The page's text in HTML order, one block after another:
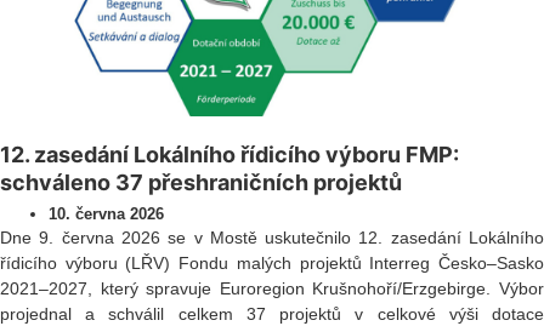
12. zasedání Lokálního řídicího výboru FMP:
schváleno 37 přeshraničních projektů
10. června 2026
Dne 9. června 2026 se v Mostě uskutečnilo 12. zasedání Lokálního
řídicího výboru (LŘV) Fondu malých projektů Interreg Česko–Sasko
2021–2027, který spravuje Euroregion Krušnohoří/Erzgebirge. Výbor
projednal a schválil celkem 37 projektů v celkové výši dotace